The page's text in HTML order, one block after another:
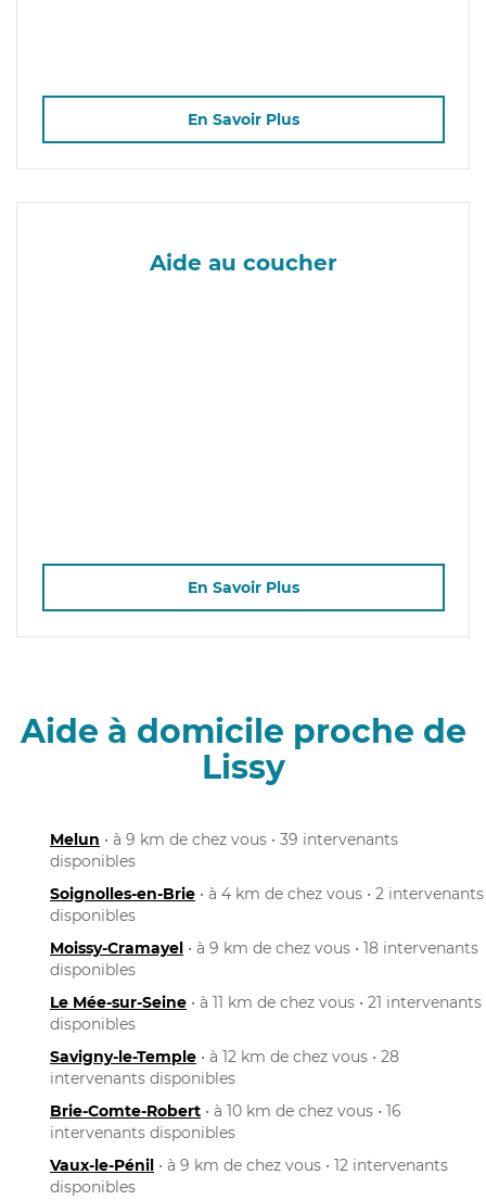
En Savoir Plus
Aide au coucher
En Savoir Plus
Aide à domicile proche de
Lissy
Melun • à 9 km de chez vous • 39 intervenants
disponibles
Soignolles-en-Brie • à 4 km de chez vous • 2 intervenants
disponibles
Moissy-Cramayel • à 9 km de chez vous • 18 intervenants
disponibles
Le Mée-sur-Seine • à 11 km de chez vous • 21 intervenants
disponibles
Savigny-le-Temple • à 12 km de chez vous • 28
intervenants disponibles
Brie-Comte-Robert • à 10 km de chez vous • 16
intervenants disponibles
Vaux-le-Pénil • à 9 km de chez vous • 12 intervenants
disponibles